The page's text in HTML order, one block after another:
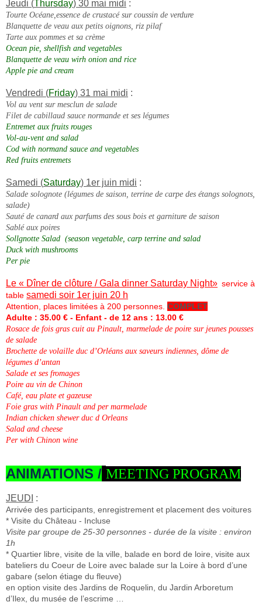
Jeudi (Thursday) 30 mai midi :
Tourte Océane,essence de crustacé sur coussin de verdure
Blanquette de veau aux petits oignons, riz pilaf
Tarte aux pommes et sa crème
Ocean pie, shellfish and vegetables
Blanquette de veau wirh onion and rice
Apple pie and cream
Vendredi (Friday) 31 mai midi :
Vol au vent sur mesclun de salade
Filet de cabillaud sauce normande et ses légumes
Entremet aux fruits rouges
Vol-au-vent and salad
Cod with normand sauce and vegetables
Red fruits entremets
Samedi (Saturday) 1er juin midi :
Salade solognote (légumes de saison, terrine de carpe des étangs solognots,
salade)
Sauté de canard aux parfums des sous bois et garniture de saison
Sablé aux poires
Sollgnotte Salad (season vegetable, carp terrine and salad
Duck with mushrooms
Per pie
Le « Dîner de clôture / Gala dinner Saturday Night» service à
table samedi soir 1er juin 20 h
Attention, places limitées à 200 personnes. COMPLET
Adulte : 35.00 € - Enfant - de 12 ans : 13.00 €
Rosace de fois gras cuit au Pinault, marmelade de poire sur jeunes pousses
de salade
Brochette de volaille duc d’Orléans aux saveurs indiennes, dôme de
légumes d’antan
Salade et ses fromages
Poire au vin de Chinon
Café, eau plate et gazeuse
Foie gras with Pinault and per marmelade
Indian chicken shewer duc d Orleans
Salad and cheese
Per with Chinon wine
ANIMATIONS / MEETING PROGRAM
JEUDI :
Arrivée des participants, enregistrement et placement des voitures
* Visite du Château - Incluse
Visite par groupe de 25-30 personnes - durée de la visite : environ
1h
* Quartier libre, visite de la ville, balade en bord de loire, visite aux
bateliers du Coeur de Loire avec balade sur la Loire à bord d’une
gabare (selon étiage du fleuve)
en option visite des Jardins de Roquelin, du Jardin Arboretum
d’Ilex, du musée de l’escrime …